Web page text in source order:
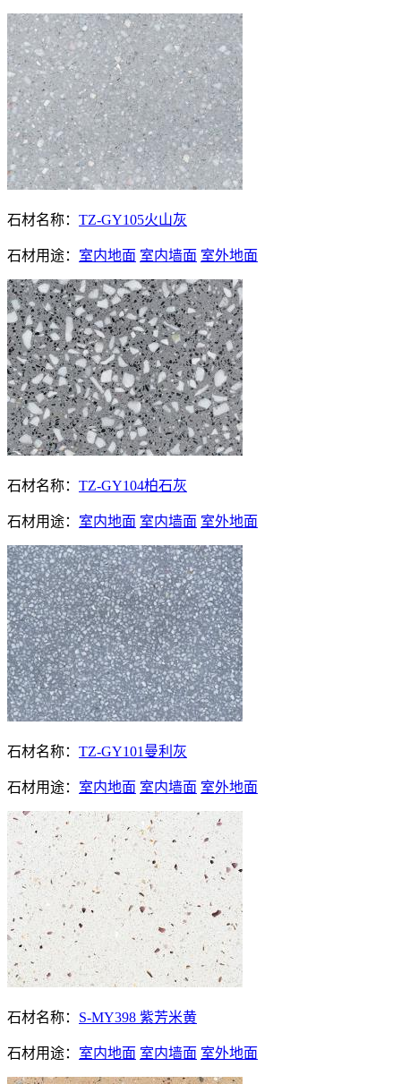
石材名称： TZ-GY105火山灰
石材用途： 室内地面 室内墙面 室外地面
石材名称： TZ-GY104柏石灰
石材用途： 室内地面 室内墙面 室外地面
石材名称： TZ-GY101曼利灰
石材用途： 室内地面 室内墙面 室外地面
石材名称： S-MY398 紫芳米黄
石材用途： 室内地面 室内墙面 室外地面